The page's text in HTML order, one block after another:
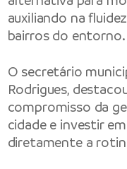
auxiliando na
bairros do entorno.
O secretário
Rodrigues,
compromisso da
cidade e investir
diretamente a